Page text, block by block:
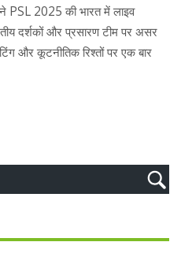
PSL 2025 की भारत में लाइव
दर्शकों और प्रसारण टीम पर असर
और कूटनीतिक रिश्तों पर एक बार